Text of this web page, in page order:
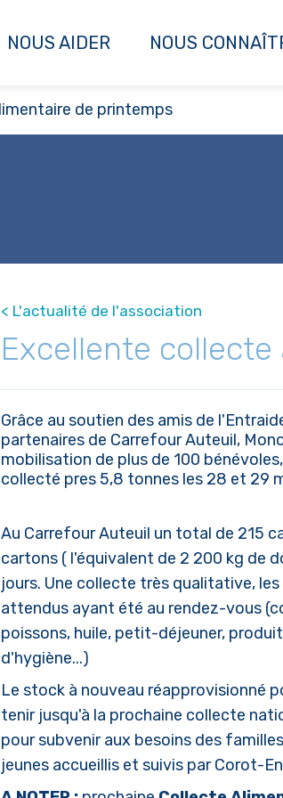
NOUS AIDER NOUS
de printemps
< L'actualité de l'association
Excellente
Grâce au soutien des amis de
partenaires de Carrefour Auteuil,
mobilisation de plus de 100
collecté pres 5,8 tonnes les 28 et 29
Au Carrefour Auteuil un total de 215
cartons ( l'équivalent de 2 200 kg de
jours. Une collecte très qualitative,
attendus ayant été au rendez-vous
poissons, huile, petit-déjeuner,
d'hygiène...)
Le stock à nouveau réapprovisionné
tenir jusqu'à la prochaine collecte
pour subvenir aux besoins des
jeunes accueillis et suivis par Corot-